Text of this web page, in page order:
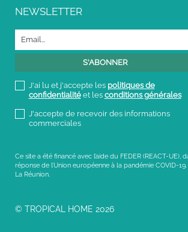
NEWSLETTER
J'ai lu et j'accepte les politiques de
confidentialitéet les conditions générales
J'accepte de recevoir des informations
commerciales
Ce site a été financé avec l’aide du FEDER (REACT-UE),
réponse de l’Union européenne à la pandémie COVID-19.
La Réunion.
© TROPICAL HOME 2026